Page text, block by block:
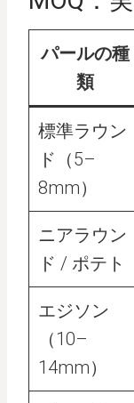
パールの種
類
標準ラウン
ド（5–
8mm）
ニアラウン
ド / ポテト
エジソン
（10–
14mm）